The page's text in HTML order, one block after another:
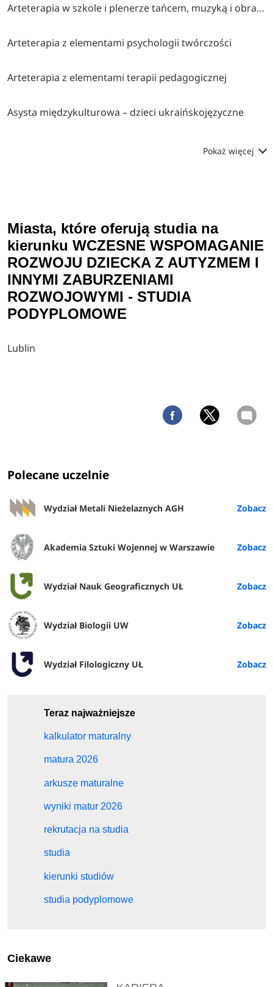
Arteterapia w szkole i plenerze tańcem, muzyką i obrazem malowana (współorganizatorzy stowarzyszenie twórcze brzózki, cen bydgoszcz, klub myśli twórczej akp bydgoszcz)
Arteterapia z elementami psychologii twórczości
Arteterapia z elementami terapii pedagogicznej
Asysta międzykulturowa – dzieci ukraińskojęzyczne
Pokaż więcej
Miasta, które oferują studia na
kierunku WCZESNE WSPOMAGANIE
ROZWOJU DZIECKA Z AUTYZMEM I
INNYMI ZABURZENIAMI
ROZWOJOWYMI - STUDIA
PODYPLOMOWE
Lublin
Polecane uczelnie
Wydział Metali Nieżelaznych AGH
Akademia Sztuki Wojennej w Warszawie
Wydział Nauk Geograficznych UŁ
Wydział Biologii UW
Wydział Filologiczny UŁ
Teraz najważniejsze
kalkulator maturalny
matura 2026
arkusze maturalne
wyniki matur 2026
rekrutacja na studia
studia
kierunki studiów
studia podyplomowe
Ciekawe